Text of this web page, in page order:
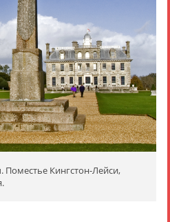
Поместье Кингстон-Лейси,